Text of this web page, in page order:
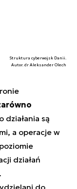
Struktura cyberwojsk Danii.
Autor. dr Aleksander Olech
działania są
a operacje w
działań
do